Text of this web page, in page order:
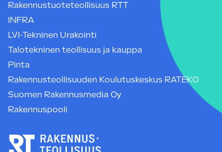
Rakennustuoteteollisuus RTT
INFRA
LVI-Tekninen Urakointi
Talotekninen teollisuus ja kauppa
Pinta
Rakennusteollisuuden Koulutuskeskus RATEKO
Suomen Rakennusmedia Oy
Rakennuspooli